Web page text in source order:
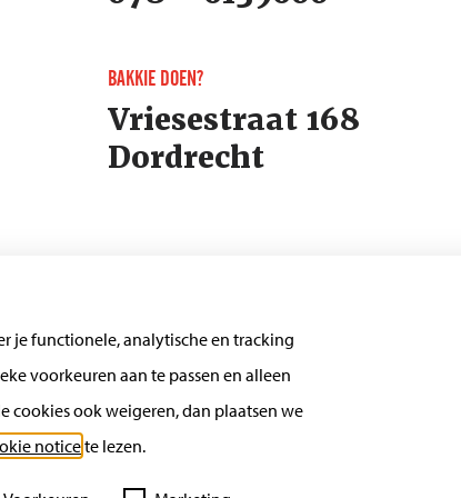
BAKKIE DOEN?
Vriesestraat 168
Dordrecht
je functionele, analytische en tracking
voorkeuren aan te passen en alleen
cookies ook weigeren, dan plaatsen we
noticete lezen.